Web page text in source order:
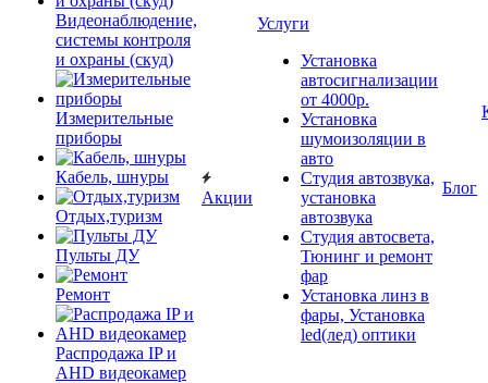
Видеонаблюдение,
системы контроля
и охраны (скуд)
Измерительные
приборы
Кабель, шнуры
Отдых,туризм
Пульты ДУ
Ремонт
Распродажа IP и
AHD видеокамер
Акции
Услуги
Установка
автосигнализации
от 4000р.
Установка
шумоизоляции в
авто
Студия автозвука,
установка
автозвука
Студия автосвета,
Тюнинг и ремонт
фар
Установка линз в
фары, Установка
led(лед) оптики
Блог